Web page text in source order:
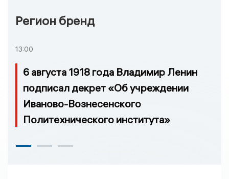
Регион бренд
13:00
6 августа 1918 года Владимир Ленин
подписал декрет «Об учреждении
Иваново-Вознесенского
Политехнического института»